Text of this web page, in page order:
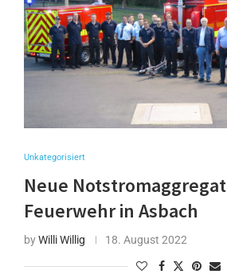
Unkategorisiert
Neue
Feuerwehr in Asbach
byWilli Willig 18. August 2022